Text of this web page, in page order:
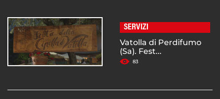
SERVIZI
Vatolla di Perdifumo
(Sa). Fest...
83